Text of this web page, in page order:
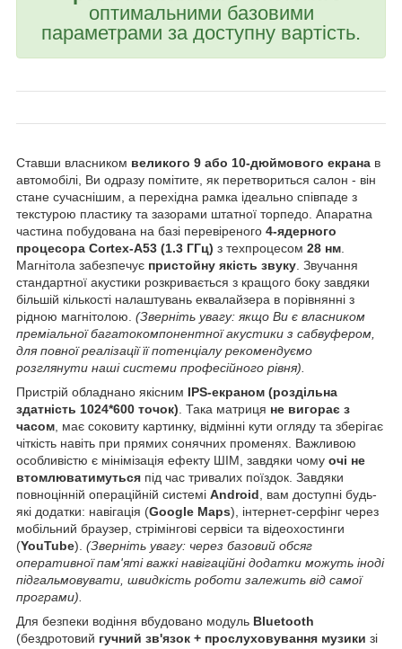
оптимальними базовими
параметрами за доступну вартість.
Ставши власником великого 9 або 10-дюймового екрана в
автомобілі, Ви одразу помітите, як перетвориться салон - він
стане сучаснішим, а перехідна рамка ідеально співпаде з
текстурою пластику та зазорами штатної торпедо. Апаратна
частина побудована на базі перевіреного 4-ядерного
процесора Cortex-A53 (1.3 ГГц) з техпроцесом 28 нм.
Магнітола забезпечує пристойну якість звуку. Звучання
стандартної акустики розкривається з кращого боку завдяки
більшій кількості налаштувань еквалайзера в порівнянні з
рідною магнітолою. (Зверніть увагу: якщо Ви є власником
преміальної багатокомпонентної акустики з сабвуфером,
для повної реалізації її потенціалу рекомендуємо
розглянути наші системи професійного рівня).
Пристрій обладнано якісним IPS-екраном (роздільна
здатність 1024*600 точок). Така матриця не вигорає з
часом, має соковиту картинку, відмінні кути огляду та зберігає
чіткість навіть при прямих сонячних променях. Важливою
особливістю є мінімізація ефекту ШІМ, завдяки чому очі не
втомлюватимуться під час тривалих поїздок. Завдяки
повноцінній операційній системі Android, вам доступні будь-
які додатки: навігація (Google Maps), інтернет-серфінг через
мобільний браузер, стрімінгові сервіси та відеохостинги
(YouTube). (Зверніть увагу: через базовий обсяг
оперативної пам'яті важкі навігаційні додатки можуть іноді
підгальмовувати, швидкість роботи залежить від самої
програми).
Для безпеки водіння вбудовано модуль Bluetooth
(бездротовий гучний зв'язок + прослуховування музики зі